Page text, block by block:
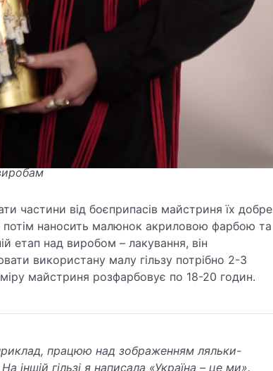
частини від боєприпасів майстриня їх добре
наносить малюнок акриловою фарбою та
етап над виробом – лакування, він
використану малу гільзу потрібно 2-3
майстриня розфарбовує по 18-20 годин.
працюю над зображенням ляльки-
іншій гільзі я написала «Україна – це ми».